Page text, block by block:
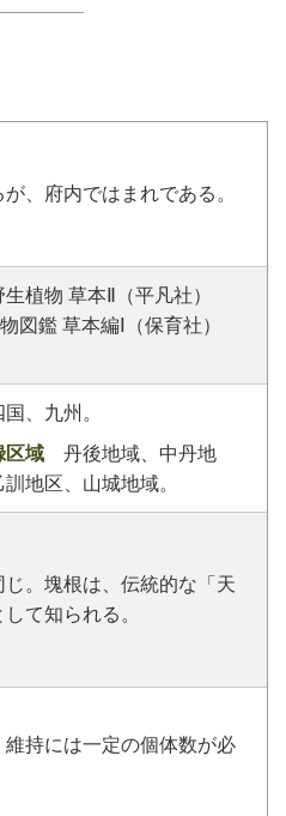
、府内ではまれである。
植物 草本Ⅱ（平凡社）
図鑑 草本編Ⅰ（保育社）
、九州。
区域 丹後地域、中丹地
地区、山城地域。
じ。塊根は、伝統的な「天
て知られる。
持には一定の個体数が必